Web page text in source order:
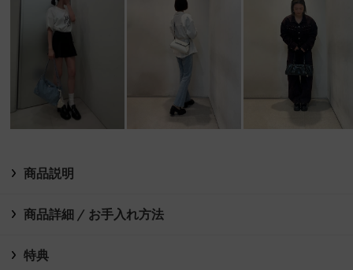
商品説明
商品詳細 / お手入れ方法
特典